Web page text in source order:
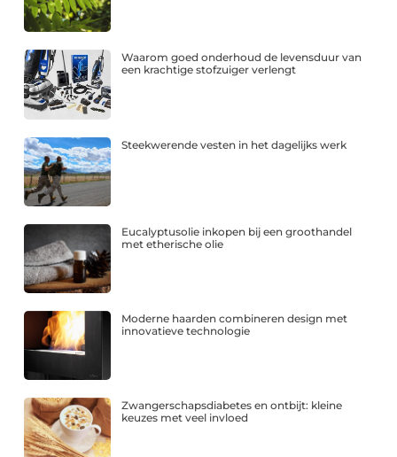
Waarom goed onderhoud de levensduur van
een krachtige stofzuiger verlengt
Steekwerende vesten in het dagelijks werk
Eucalyptusolie inkopen bij een groothandel
met etherische olie
Moderne haarden combineren design met
innovatieve technologie
Zwangerschapsdiabetes en ontbijt: kleine
keuzes met veel invloed